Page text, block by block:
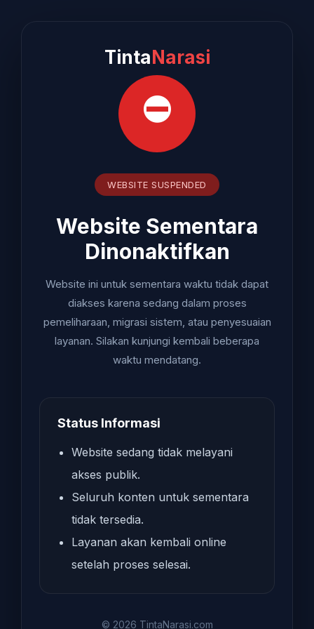
TintaNarasi
⛔
WEBSITE SUSPENDED
Website Sementara
Dinonaktifkan
Website ini untuk sementara waktu tidak dapat
diakses karena sedang dalam proses
pemeliharaan, migrasi sistem, atau penyesuaian
layanan. Silakan kunjungi kembali beberapa
waktu mendatang.
Status Informasi
Website sedang tidak melayani
akses publik.
Seluruh konten untuk sementara
tidak tersedia.
Layanan akan kembali online
setelah proses selesai.
© 2026 TintaNarasi.com